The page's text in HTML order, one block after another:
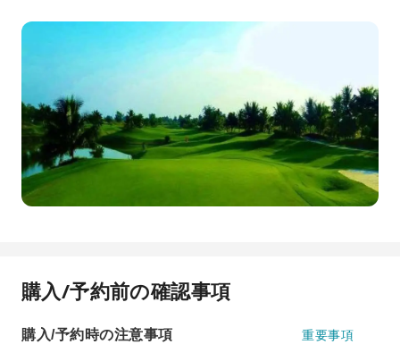
購入/予約前の確認事項
購入/予約時の注意事項 重要事項